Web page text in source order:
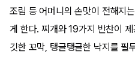
조림 등 어머니의 손맛이 전해지
게 한다. 찌개와 19가지 반찬이
깃한 꼬막, 탱글탱글한 낙지를 필